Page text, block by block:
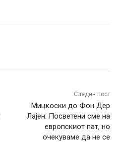
Следен пост
Мицкоски до Фон Дер
Лајен: Посветени сме на
европскиот пат, но
очекуваме да не се